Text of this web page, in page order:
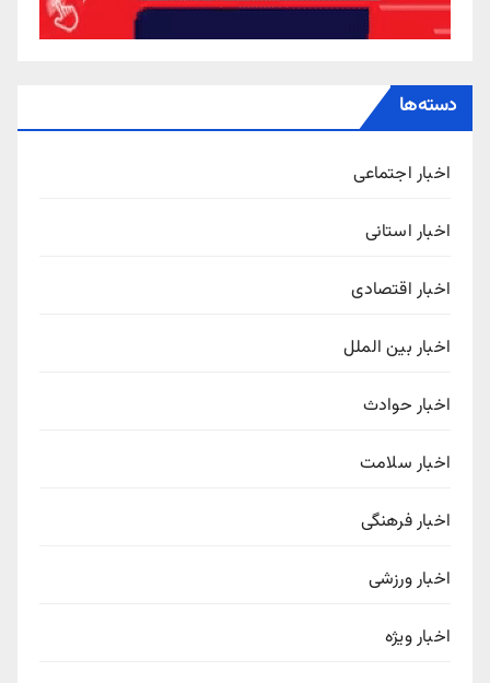
دسته‌ها
اخبار اجتماعی
اخبار استانی
اخبار اقتصادی
اخبار بین الملل
اخبار حوادث
اخبار سلامت
اخبار فرهنگی
اخبار ورزشی
اخبار ویژه